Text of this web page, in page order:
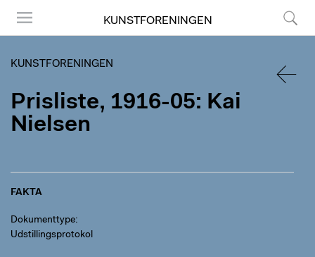
KUNSTFORENINGEN
KUNSTFORENINGEN
Prisliste, 1916-05: Kai
Nielsen
FAKTA
Dokumenttype
Udstillingsprotokol